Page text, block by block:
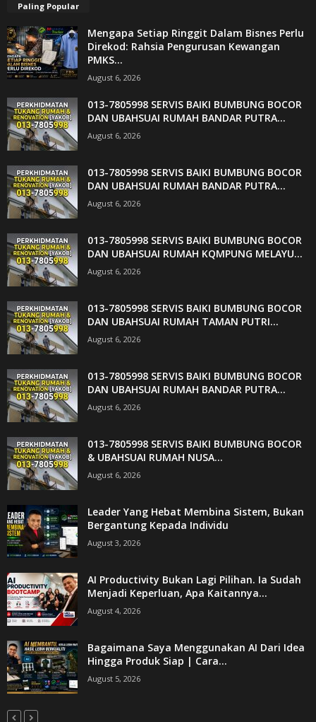
Paling Popular
Mengapa Setiap Ringgit Dalam Bisnes Perlu
Direkod: Rahsia Pengurusan Kewangan
PMKS...
August 6, 2026
013-7805998 SERVIS BAIKI BUMBUNG BOCOR
DAN UBAHSUAI RUMAH BANDAR PUTRA...
August 6, 2026
013-7805998 SERVIS BAIKI BUMBUNG BOCOR
DAN UBAHSUAI RUMAH BANDAR PUTRA...
August 6, 2026
013-7805998 SERVIS BAIKI BUMBUNG BOCOR
DAN UBAHSUAI RUMAH KQMPUNG MELAYU...
August 6, 2026
013-7805998 SERVIS BAIKI BUMBUNG BOCOR
DAN UBAHSUAI RUMAH TAMAN PUTRI...
August 6, 2026
013-7805998 SERVIS BAIKI BUMBUNG BOCOR
DAN UBAHSUAI RUMAH BANDAR PUTRA...
August 6, 2026
013-7805998 SERVIS BAIKI BUMBUNG BOCOR
& UBAHSUAI RUMAH NUSA...
August 6, 2026
Leader Yang Hebat Membina Sistem, Bukan
Bergantung Kepada Individu
August 3, 2026
AI Productivity Bukan Lagi Pilihan. Ia Sudah
Menjadi Keperluan, Apa Kaitannya...
August 4, 2026
Bagaimana Saya Menggunakan AI Dari Idea
Hingga Produk Siap | Cara...
August 5, 2026